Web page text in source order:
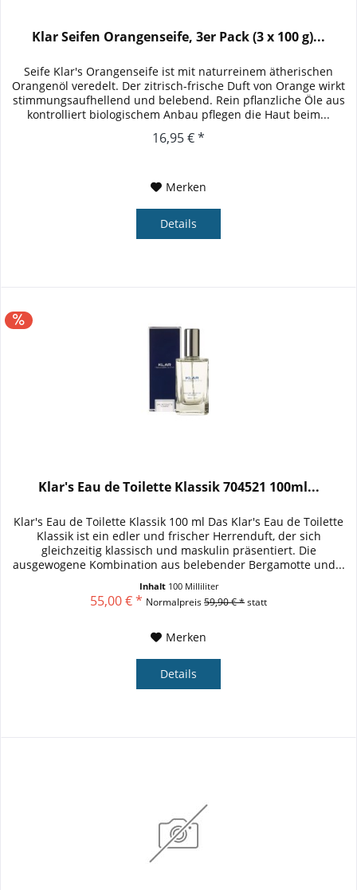
Klar Seifen Orangenseife, 3er Pack (3 x 100 g)...
Seife Klar's Orangenseife ist mit naturreinem ätherischen
Orangenöl veredelt. Der zitrisch-frische Duft von Orange wirkt
stimmungsaufhellend und belebend. Rein pflanzliche Öle aus
kontrolliert biologischem Anbau pflegen die Haut beim...
16,95 € *
Merken
Details
Klar's Eau de Toilette Klassik 704521 100ml...
Klar's Eau de Toilette Klassik 100 ml Das Klar's Eau de Toilette
Klassik ist ein edler und frischer Herrenduft, der sich
gleichzeitig klassisch und maskulin präsentiert. Die
ausgewogene Kombination aus belebender Bergamotte und...
Inhalt 100 Milliliter
55,00 € * Normalpreis59,90 € *statt
Merken
Details